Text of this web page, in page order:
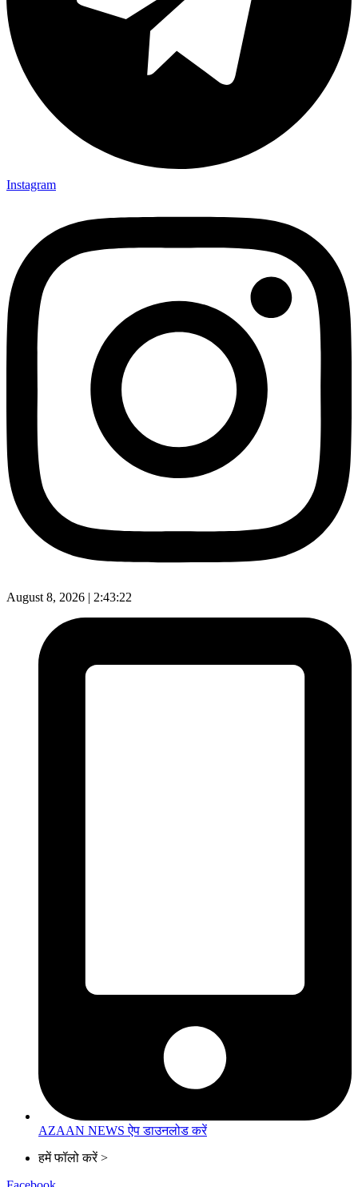
Instagram
August 8, 2026 | 2:43:23
AZAAN NEWS ऐप डाउनलोड करें
हमें फॉलो करें >